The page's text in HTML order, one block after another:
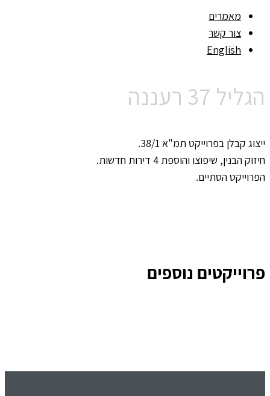
מאמרים
צור קשר
English
הגליל 37 רעננה
ייצוג קבלן בפרוייקט תמ"א 38/1.
חיזוק הבנין, שיפוצו והוספת 4 דירות חדשות.
הפרוייקט הסתיים.
פרוייקטים נוספים